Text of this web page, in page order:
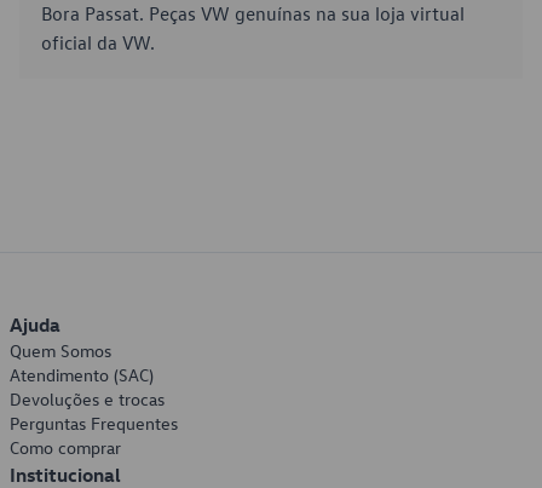
Bora Passat. Peças VW genuínas na sua loja virtual
oficial da VW.
Ajuda
Quem Somos
Atendimento (SAC)
Devoluções e trocas
Perguntas Frequentes
Como comprar
Institucional